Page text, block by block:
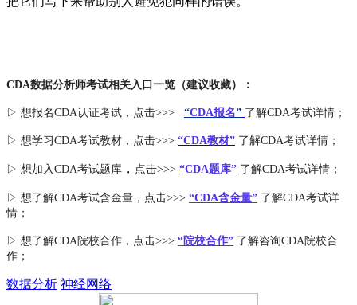
CDA数据分析师考试相关入口一览（建议收藏）：
▷ 想报名CDA认证考试，点击>>> “CDA报名” 了解CDA考试详情；
▷ 想学习CDA考试教材，点击>>> “CDA教材” 了解CDA考试详情；
▷ 想加入 CDA考试题库 ， 点击>>> “CDA题库” 了解CDA考试详情；
▷ 想了解CDA考试含金量 ，点击>>> “CDA含金量” 了解CDA考试详
情；
▷ 想了解CDA 院校合作 ，点击>>> “院校合作” 了解咨询CDA院校合
作；
数据分析 神经网络